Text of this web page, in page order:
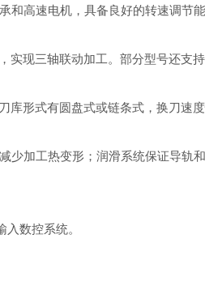
速电机，具备良好的转速调节
三轴联动加工。部分型号还支持
形式有圆盘式或链条式，换刀速度
工热变形；润滑系统保证导轨
数控系统。